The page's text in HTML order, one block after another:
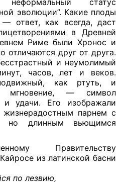
эволюции”. Какие плоды
ответ, как всегда, даст
в Древней
Риме были Хронос и
отличаются друг от друга.
и неумолимый
часов, лет и веков.
как ртуть, и
мгновение, — символ
и удачи. Его изображали
парнем с
но длинным вьющимся
Правительству
из латинской басни
по лезвию,